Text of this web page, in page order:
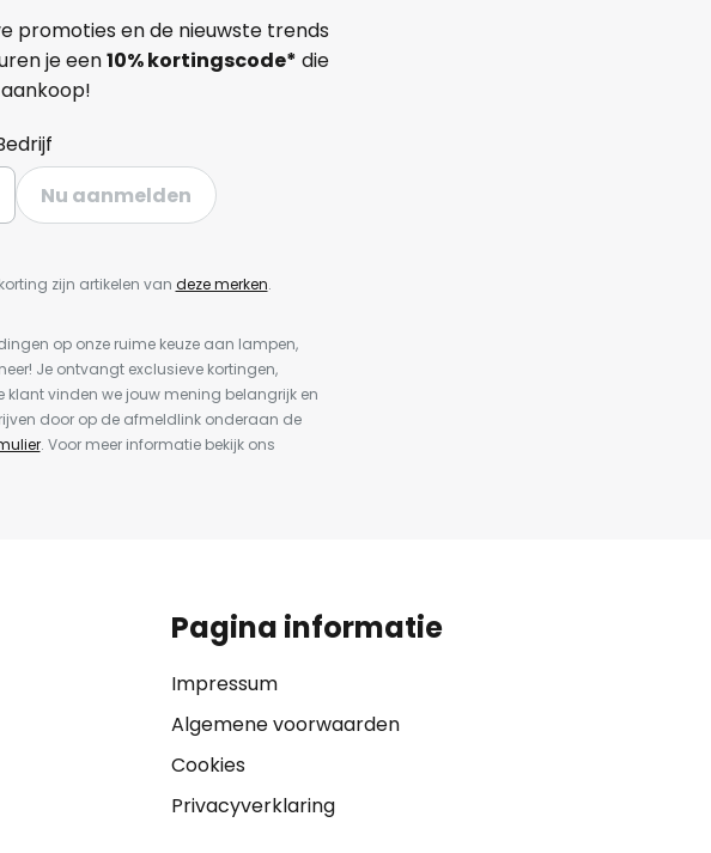
promoties en de nieuwste trends
je een10% kortingscode* die
Nu aanmelden
zijn artikelen van deze merken.
op onze ruime keuze aan lampen,
Je ontvangt exclusieve kortingen,
vinden we jouw mening belangrijk en
door op de afmeldlink onderaan de
. Voor meer informatie bekijk ons
Pagina informatie
Impressum
Algemene voorwaarden
Cookies
Privacyverklaring